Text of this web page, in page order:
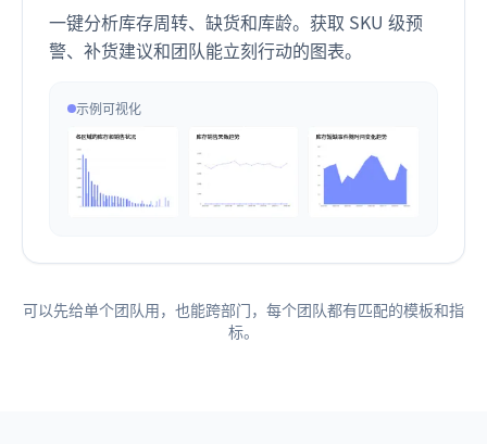
一键分析库存周转、缺货和库龄。获取 SKU 级预
警、补货建议和团队能立刻行动的图表。
示例可视化
可以先给单个团队用，也能跨部门，每个团队都有匹配的模板和指
标。